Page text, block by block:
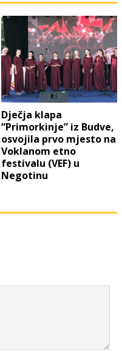
Dječja klapa
“Primorkinje” iz Budve,
osvojila prvo mjesto na
Voklanom etno
festivalu (VEF) u
Negotinu